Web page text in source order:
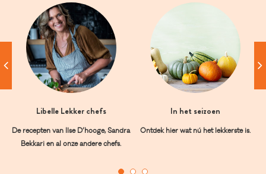
Libelle Lekker chefs
De recepten van Ilse D’hooge, Sandra
Bekkari en al onze andere chefs.
In het seizoen
Ontdek hier wat nú het lekkerste is.